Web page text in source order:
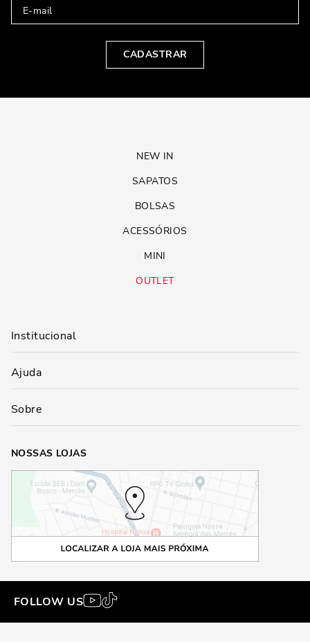
CADASTRAR
NEW IN
SAPATOS
BOLSAS
ACESSÓRIOS
MINI
OUTLET
Institucional
Ajuda
Sobre
NOSSAS LOJAS
FOLLOW US